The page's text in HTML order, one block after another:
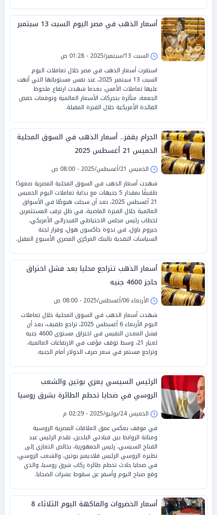
أسعار الذهب في مصر اليوم السبت 13 سبتمبر
السبت 13/سبتمبر/2025 - 01:28 ص
استقرت أسعار الذهب في مصر خلال تعاملات اليوم
السبت 13 سبتمبر 2025، عند نفس مستوياتها التي أنهت
عليها تعاملات الأمس، بعدما شهدت ارتفاع ملحوظ
الجمعة، متأثرة بتحركات الأسعار العالمية وتوقعات خفض
الفائدة الأمريكية خلال الفترة المقبلة.
الجرام يقفز.. أسعار الذهب في السوق المحلية
الخميس 21 أغسطس 2025
الخميس 21/أغسطس/2025 - 08:00 ص
شهدت أسعار الذهب في السوق المحلية المصرية صعودًا
طفيفًا بمقدار 5 جنيهات مع بداية تعاملات اليوم الخميس
21 أغسطس 2025، بعد أن سجلت هبوطًا في الأسواق
العالمية خلال الفترة الماضية، في ظل ترقب المستثمرين
لخطاب رئيس مجلس الاحتياطي الفيدرالي الأمريكي،
جيروم باول، في ندوة جاكسون هول، وقرار لجنة
السياسات النقدية بالبنك المركزي المصري الأسبوع المقبل.
أسعار الذهب تتراجع محليا بعد فشل اختراق
حاجز 4600 جنيه
الأربعاء 06/أغسطس/2025 - 08:00 ص
شهدت أسعار الذهب في السوق المحلية خلال تعاملات
اليوم الأربعاء 6 أغسطس 2025، تراجع طفيف، بعد أن
فشل المعدن النفيس في اختراق مستوى 4600 جنيه
لعيار 21، وسط توقف مؤقت في الارتفاعات العالمية،
وتراجع مستمر في سعر صرف الدولار أمام الجنيه.
الرئيس السيسي يعزي بوتين والشعب
الروسي في ضحايا تحطم الطائرة بشرق روسيا
الخميس 24/يوليو/2025 - 02:29 م
في موقف يعكس عمق العلاقات المصرية الروسية
ومتانة الروابط بين قيادتي البلدين، تقدم الرئيس عبد
الفتاح السيسي، رئيس الجمهورية، بخالص التعازي إلى
نظيره الروسي الرئيس فلاديمير بوتين، والشعب الروسي،
في ضحايا حادث تحطم طائرة ركاب شرق روسيا، والذي
وقع صباح اليوم وأسفر عن سقوط عشرات الضحايا.
أسعار الخضروات والفاكهة اليوم الثلاثاء 8